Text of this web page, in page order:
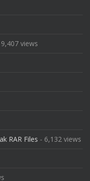
views
RAR Files - 6,132 views